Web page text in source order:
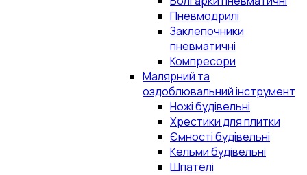
Пневмодрилі
Заклепочники
пневматичні
Компресори
Малярний та
оздоблювальний інструмент
Ножі будівельні
Хрестики для плитки
Ємності будівельні
Кельми будівельні
Шпателі